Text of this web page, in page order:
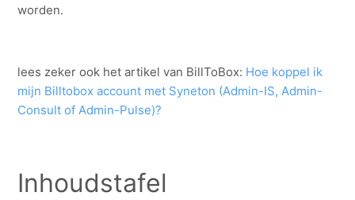
worden.
lees zeker ook het artikel van BillToBox: Hoe koppel ik
mijn Billtobox account met Syneton (Admin-IS, Admin-
Consult of Admin-Pulse)?
Inhoudstafel